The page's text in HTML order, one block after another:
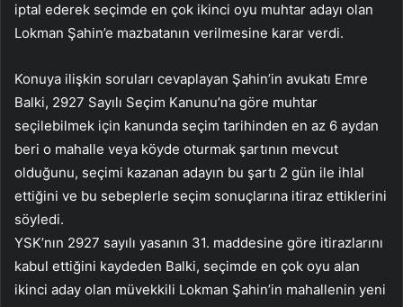
iptal ederek seçimde en çok ikinci oyu muhtar adayı olan
Lokman Şahin’e mazbatanın verilmesine karar verdi.
Konuya ilişkin soruları cevaplayan Şahin’in avukatı Emre
Balki, 2927 Sayılı Seçim Kanunu’na göre muhtar
seçilebilmek için kanunda seçim tarihinden en az 6 aydan
beri o mahalle veya köyde oturmak şartının mevcut
olduğunu, seçimi kazanan adayın bu şartı 2 gün ile ihlal
ettiğini ve bu sebeplerle seçim sonuçlarına itiraz ettiklerini
söyledi.
YSK’nın 2927 sayılı yasanın 31. maddesine göre itirazlarını
kabul ettiğini kaydeden Balki, seçimde en çok oyu alan
ikinci aday olan müvekkili Lokman Şahin’in mahallenin yeni